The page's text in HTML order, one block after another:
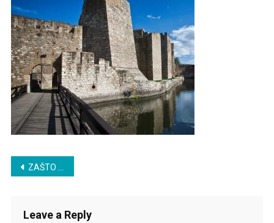
Post
ZAŠTO U MOM ROMANU JERINA NIJE PROKLETA
Leave a Reply